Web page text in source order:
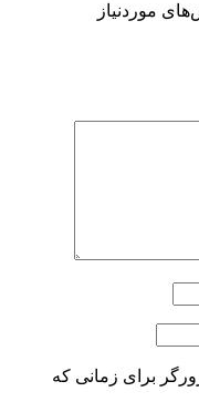
موردنیاز
برای زمانی که